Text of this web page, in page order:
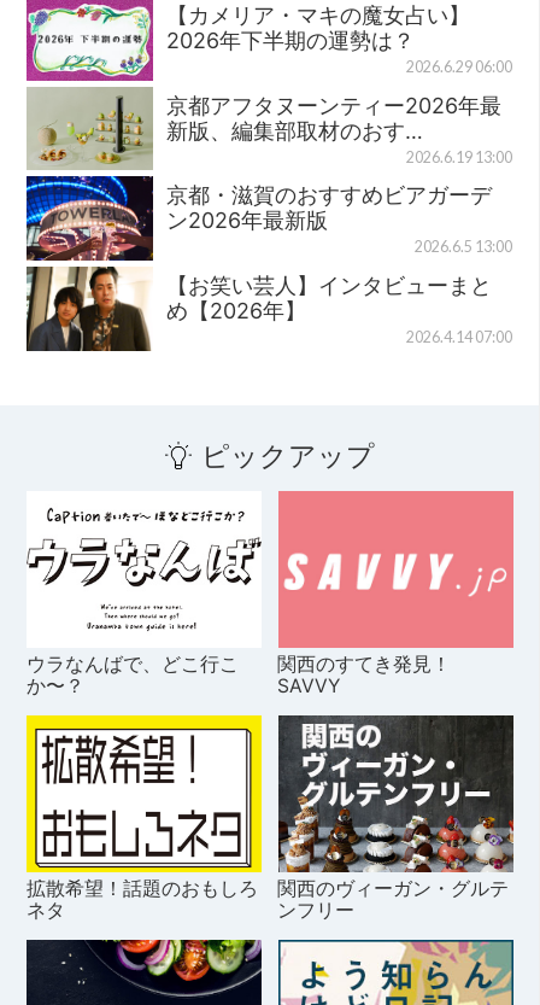
【カメリア・マキの魔女占い】
2026年下半期の運勢は？
2026.6.29 06:00
京都アフタヌーンティー2026年最
新版、編集部取材のおす…
2026.6.19 13:00
京都・滋賀のおすすめビアガーデ
ン2026年最新版
2026.6.5 13:00
【お笑い芸人】インタビューまと
め【2026年】
2026.4.14 07:00
ピックアップ
ウラなんばで、どこ行こ
か〜？
関西のすてき発見！
SAVVY
拡散希望！話題のおもしろ
ネタ
関西のヴィーガン・グルテ
ンフリー